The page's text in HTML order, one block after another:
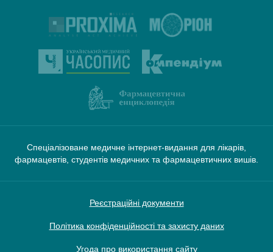
Спеціалізоване медичне інтернет-видання для лікарів,
фармацевтів, студентів медичних та фармацевтичних вишів.
Реєстраційні документи
Політика конфіденційності та захисту даних
Угода про використання сайту